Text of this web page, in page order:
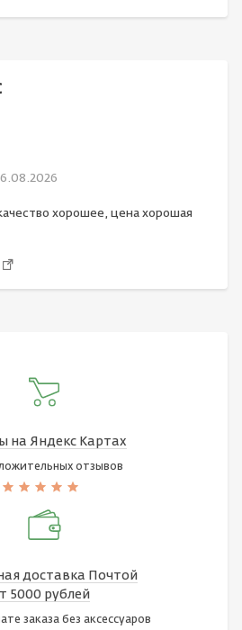
хорошее, цена хорошая
на Яндекс Картах
отзывов
доставка Почтой
5000 рублей
заказа без аксессуаров